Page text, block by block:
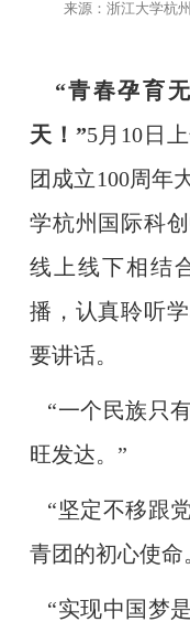
来源：浙江大学杭
“青春孕育无
天！”5月 10日
团成立100周年
学杭州国际科
线上线下相结
播，认真聆听
要讲话。
“一个民族只
旺发达。”
“坚定不移跟
青团的初心使命
“实现中国梦